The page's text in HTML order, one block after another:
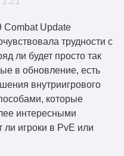
Combat Update
трудности с
ли будет просто так
в обновление, есть
внутриигрового
которые
интересными
ли игроки в PvE или